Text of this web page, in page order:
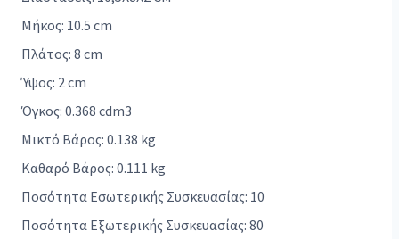
Μήκος: 10.5 cm
Πλάτος: 8 cm
Ύψος: 2 cm
Όγκος: 0.368 cdm3
Μικτό Βάρος: 0.138 kg
Καθαρό Βάρος: 0.111 kg
Ποσότητα Εσωτερικής Συσκευασίας: 10
Ποσότητα Εξωτερικής Συσκευασίας: 80